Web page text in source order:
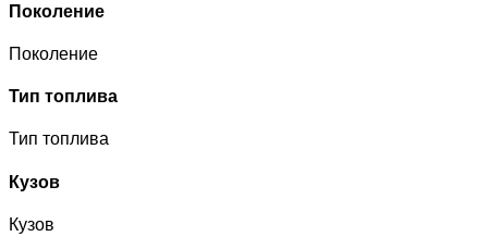
Поколение
Поколение
Тип топлива
Тип топлива
Кузов
Кузов